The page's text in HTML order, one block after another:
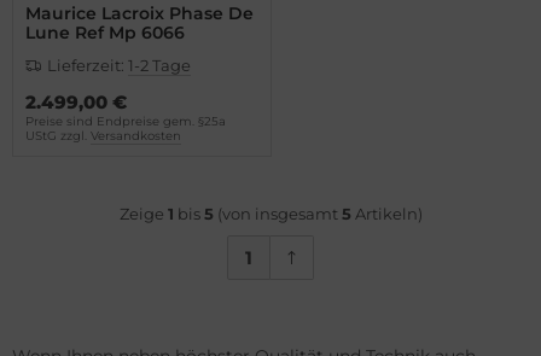
Maurice Lacroix Phase De
Lune Ref Mp 6066
Lieferzeit: 1-2 Tage
2.499,00 €
Preise sind Endpreise gem. §25a
UStG zzgl. Versandkosten
Zeige 1 bis5 (von insgesamt 5 Artikeln)
1